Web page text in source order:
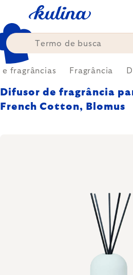
content
e fragrâncias Fragrância
Difusor de fragrância
French Cotton, Blomus